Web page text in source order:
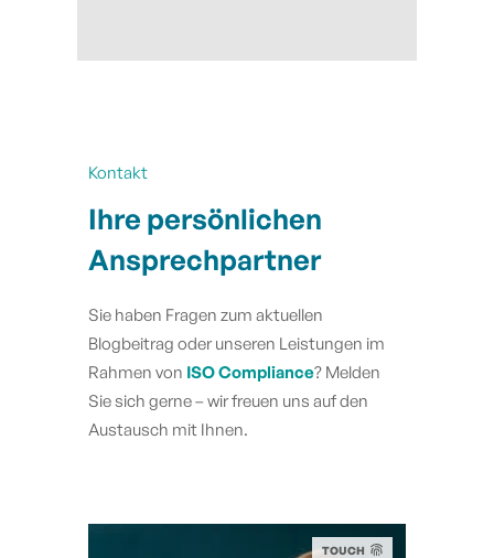
Kontakt
Ihre persönlichen
Ansprechpartner
Sie haben Fragen zum aktuellen
Blogbeitrag oder unseren Leistungen im
Rahmen von ISO Compliance? Melden
Sie sich gerne – wir freuen uns auf den
Austausch mit Ihnen.
TOUCH